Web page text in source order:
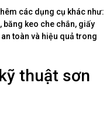
các dụng cụ khác như:
băng keo che chắn, giấy
toàn và hiệu quả trong
thuật sơn